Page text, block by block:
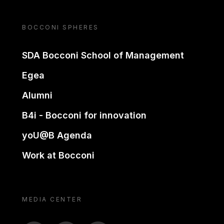
BOCCONI SPHERES
SDA Bocconi School of Management
Egea
Alumni
B4i - Bocconi for innovation
yoU@B Agenda
Work at Bocconi
MEDIA CENTER